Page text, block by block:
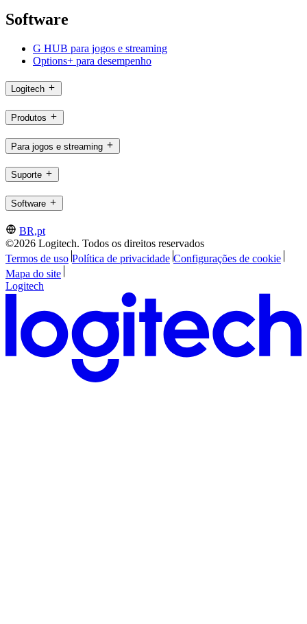
Software
G HUB para jogos e streaming
Options+ para desempenho
Logitech
Produtos
Para jogos e streaming
Suporte
Software
BR,pt
©2026 Logitech. Todos os direitos reservados
Termos de uso Política de privacidade Configurações de cookie
Mapa do site
Logitech